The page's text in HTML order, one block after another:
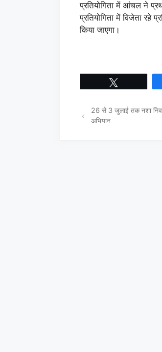
प्रतियोगिता में आंचल ने
प्रतियोगिता में विजेता रहे
किया जाएगा।
26 से 3 जुलाई तक नशा
अभियान